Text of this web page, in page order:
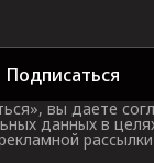
Подписаться
вы даете
данных в
рассылки